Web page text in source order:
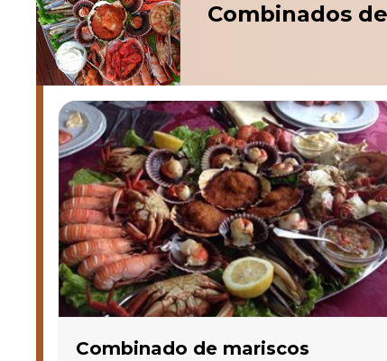
Combinados
Combinado de mariscos